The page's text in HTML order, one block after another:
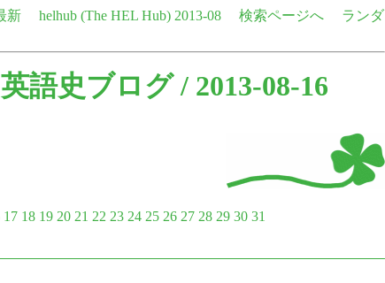
新 helhub (The HEL Hub) 2013-08 検索ページへ
ランダ
語史ブログ/ 2013-08-16
17 18 19 20 21 22 23 24 25 26 27 28 29 30 31